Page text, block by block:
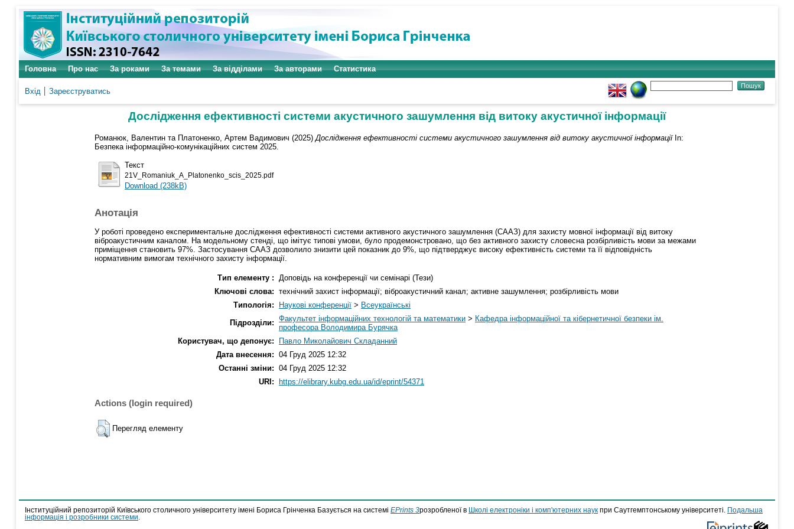
Головна Про нас За роками За темами За відділами За авторами Статистика
Вхід Зареєструватись
Дослідження ефективності системи акустичного зашумлення від витоку акустичної інформації
Романюк, Валентин та Платоненко, Артем Вадимович (2025) Дослідження ефективності системи акустичного зашумлення від витоку акустичної інформаціїIn:
Безпека інформаційно-комунікаційних систем 2025.
Текст
21V_Romaniuk_A_Platonenko_scis_2025.pdf
Download (238kB)
Анотація
У роботі проведено експериментальне дослідження ефективності системи активного акустичного зашумлення (СААЗ) для захисту мовної інформації від витоку
віброакустичним каналом. На модельному стенді, що імітує типові умови, було продемонстровано, що без активного захисту словесна розбірливість мови за межами
приміщення становить 97%. Застосування СААЗ дозволило знизити цей показник до 9%, що підтверджує високу ефективність системи та її відповідність
нормативним вимогам технічного захисту інформації.
Тип елементу :
Доповідь на конференції чи семінарі (Тези)
Ключові слова: технічний захист інформації; віброакустичний канал; активне зашумлення; розбірливість мови
Типологія:
Наукові конференції > Всеукраїнські
Підрозділи: Факультет інформаційних технологій та математики > Кафедра інформаційної та кібернетичної безпеки ім.
професора Володимира Бурячка
Користувач, що депонує:
Павло Миколайович Складанний
Дата внесення: 04 Груд 2025 12:32
Останні зміни: 04 Груд 2025 12:32
URI:
https://elibrary.kubg.edu.ua/id/eprint/54371
Actions (login required)
Перегляд елементу
Інституційний репозиторій Київського столичного університету імені Бориса Грінченка Базується на системі EPrints 3розробленої в Школі електроніки і комп'ютерних наук при Саутгемптонському університеті.
Подальша
інформація і розробники системи